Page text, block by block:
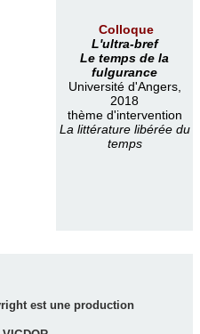
Colloque
L'ultra-bref
Le temps de la
fulgurance
Université d'Angers,
2018
thème d'intervention
La littérature libérée du
temps
est une production